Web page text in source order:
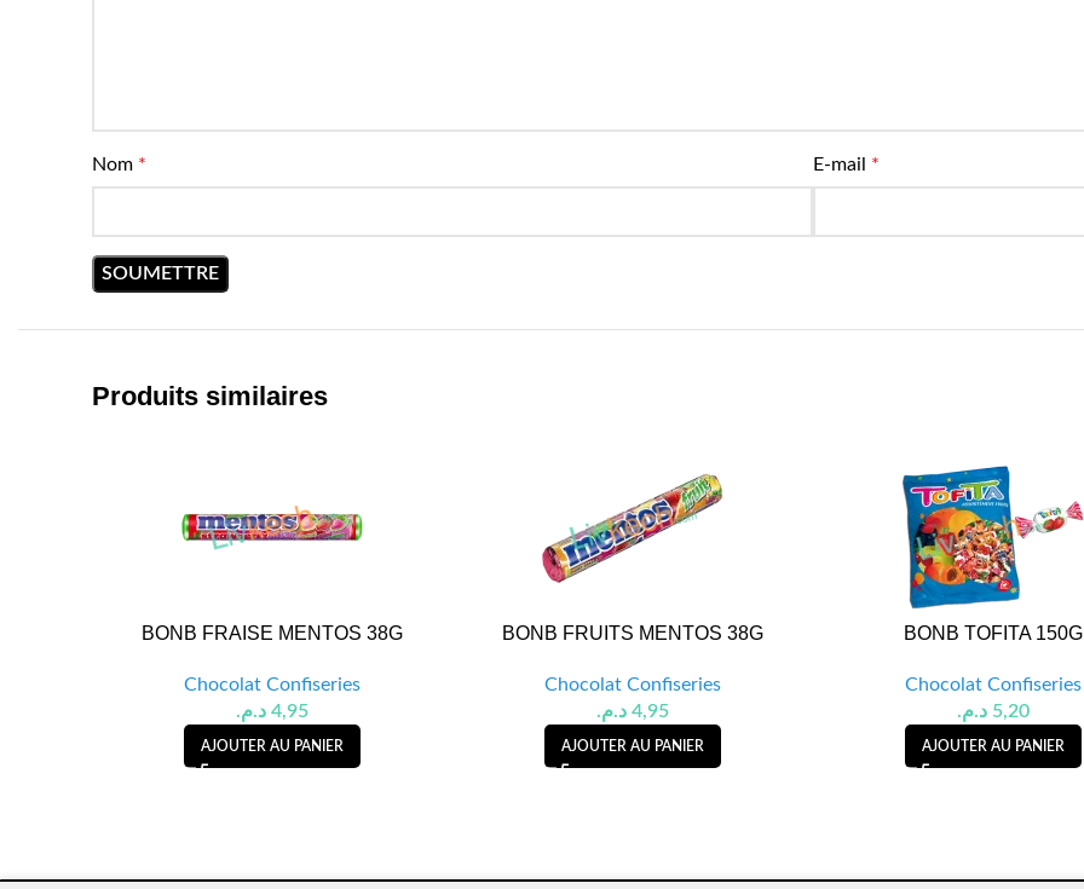
Nom * E-mail *
Produits similaires
BONB FRAISE MENTOS 38G
Chocolat Confiseries
4,95 د.م.
AJOUTER AU PANIER
BONB FRUITS MENTOS 38G
Chocolat Confiseries
4,95 د.م.
AJOUTER AU PANIER
BONB TOFITA 150G
Chocolat Confiseries
5,20 د.م.
AJOUTER AU PANIER